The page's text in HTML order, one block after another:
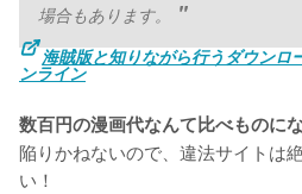
場合もあります。
海賊版と知りながら行うダウンロ
ンライン
数百円の漫画代なんて比べものに
陥りかねないので、違法サイトは
い！